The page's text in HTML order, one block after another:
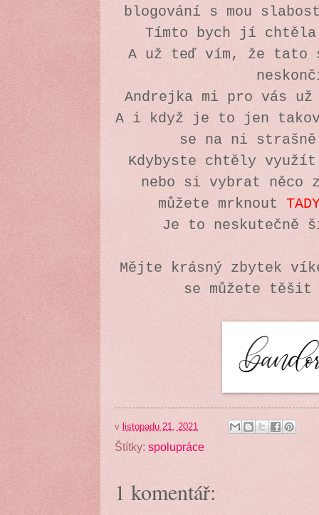
blogování s mou
Tímto bych jí chtěla
A už teď vím, že tato
Andrejka mi pro vás
A i když je to jen
se na ni
Kdybyste chtěly
nebo si vybrat
můžete mrknout
Je to neskutečně
Mějte krásný zbytek
se můžete těšit
v listopadu 21, 2021
Štítky: spolupráce
1 komentář: